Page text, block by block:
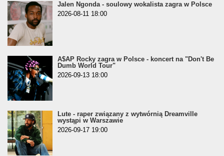
Jalen Ngonda - soulowy wokalista zagra w Polsce
2026-08-11 18:00
A$AP Rocky zagra w Polsce - koncert na "Don't Be
Dumb World Tour"
2026-09-13 18:00
Lute - raper związany z wytwórnią Dreamville
wystąpi w Warszawie
2026-09-17 19:00